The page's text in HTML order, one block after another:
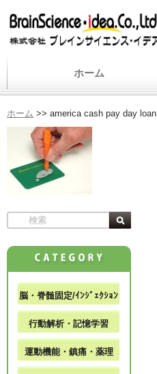
ホーム
ホーム >> america cash pay day loan
脳・脊髄固定/ｲﾝｼﾞｪｸｼｮﾝ
行動解析・記憶学習
運動機能・鎮痛・薬理